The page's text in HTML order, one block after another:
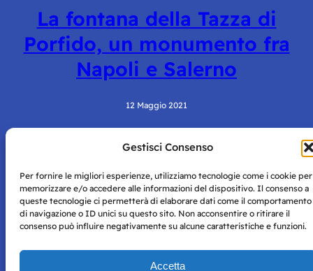
Gestisci Consenso
Per fornire le migliori esperienze, utilizziamo tecnologie come i cookie per
memorizzare e/o accedere alle informazioni del dispositivo. Il consenso a
queste tecnologie ci permetterà di elaborare dati come il comportamento
di navigazione o ID unici su questo sito. Non acconsentire o ritirare il
consenso può influire negativamente su alcune caratteristiche e funzioni.
Accetta
La fontana della Tazza di
Porfido, un monumento fra
Napoli e Salerno
12 Maggio 2021
Napoli con autorizzazione numero 38 del 25/9/2019.
Tutte le immagini e i contenuti su questo sito sono forniti